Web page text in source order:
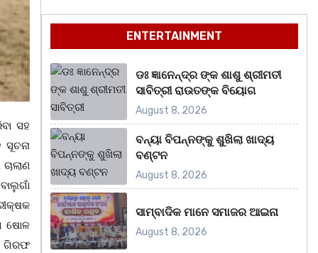
ସହ
ଷୋଳ
ଗିରଫ
ENTERTAINMENT
ଡଃ ଜ୍ଞାନେନ୍ଦ୍ର ଙ୍କ ଶାଶୁ ଶ୍ରୀମତୀ
ସାବିତ୍ରୀ ରାଉତଙ୍କ ବିୟୋଗ
August 8, 2026
ବନ୍ୟା ବିପନ୍ନଙ୍କୁ ଶୁଖିଲା ଖାଦ୍ୟ
ବଣ୍ଟନ
August 8, 2026
ସାମ୍ବାଦିକ ମାନେ ସମାଜର ଆଇନା
August 8, 2026